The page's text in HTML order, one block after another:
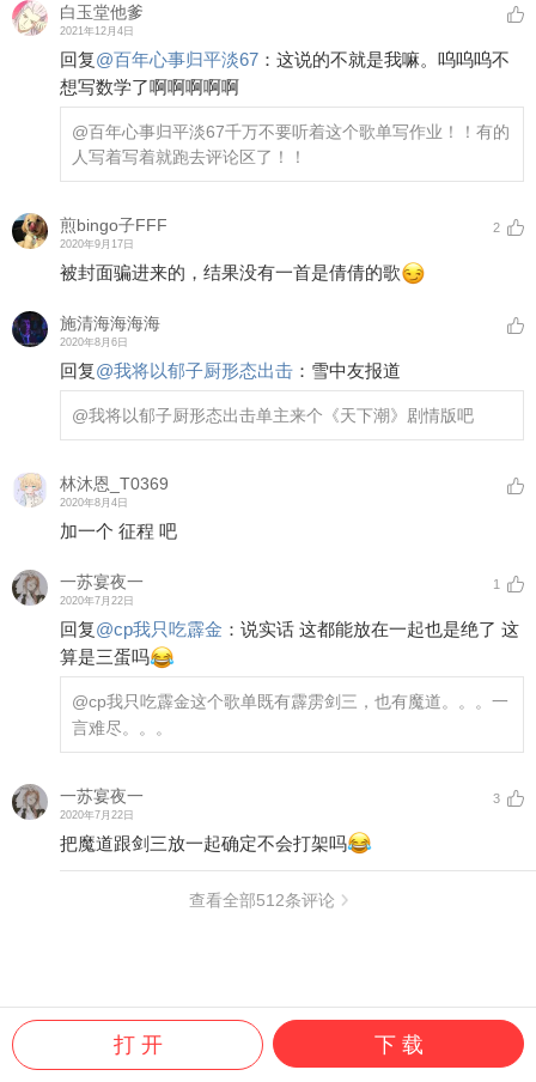
白玉堂他爹
2021年12月4日
回复@百年心事归平淡67 ： 这说的不就是我嘛。呜呜呜不
想写数学了啊啊啊啊啊
@百年心事归平淡67千万不要听着这个歌单写作业！！有的
人写着写着就跑去评论区了！！
煎bingo子FFF
2020年9月17日
2
被封面骗进来的，结果没有一首是倩倩的歌
施清海海海海
2020年8月6日
回复@我将以郁子厨形态出击 ： 雪中友报道
@我将以郁子厨形态出击单主来个《天下潮》剧情版吧
林沐恩_T0369
2020年8月4日
加一个 征程 吧
一苏宴夜一
2020年7月22日
1
回复@cp我只吃霹金 ： 说实话 这都能放在一起也是绝了 这
算是三蛋吗
@cp我只吃霹金这个歌单既有霹雳剑三，也有魔道。。。一
言难尽。。。
一苏宴夜一
2020年7月22日
3
把魔道跟剑三放一起确定不会打架吗
查看全部512条评论
打 开 下 载